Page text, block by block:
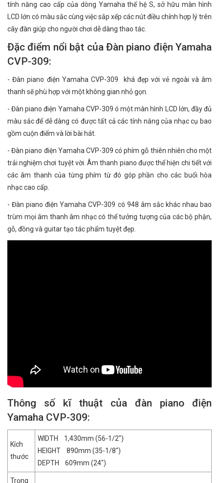
tính năng cao cấp của dòng Yamaha thế hệ S, sở hữu màn hình
LCD lớn có màu sắc cùng việc sắp xếp các nút điều chỉnh hợp lý trên
cây đàn giúp cho người chơi dễ dàng thao tác.
Đặc điểm nổi bật của Đàn piano điện Yamaha
CVP-309:
- Đàn piano điện Yamaha CVP-309 khá đẹp với vẻ ngoài và âm
thanh sẽ phù hợp với một không gian nhỏ gọn.
- Đàn piano điện Yamaha CVP-309 ó một màn hình LCD lớn, đầy đủ
màu sắc để dễ dàng có được tất cả các tính năng của nhạc cụ bao
gồm cuộn điểm và lời bài hát.
- Đàn piano điện Yamaha CVP-309 có phím gỗ thiên nhiên cho một
trải nghiệm chơi tuyệt vời. Âm thanh piano được thể hiện chi tiết với
các âm thanh của từng phím từ đó góp phần cho các buổi hòa
nhạc cao cấp.
- Đàn piano điện Yamaha CVP-309 có 948 âm sắc khác nhau bao
trùm mọi âm thanh âm nhạc có thể tưởng tượng của các bộ phận,
gỗ, đồng và guitar tạo tác phẩm tuyệt đẹp.
Thông số kĩ thuật của đàn piano điện
Yamaha CVP-309:
Kích
thước
WIDTH 1,430mm (56-1/2″)
HEIGHT 890mm (35-1/8″)
DEPTH 609mm (24″)
Trọng